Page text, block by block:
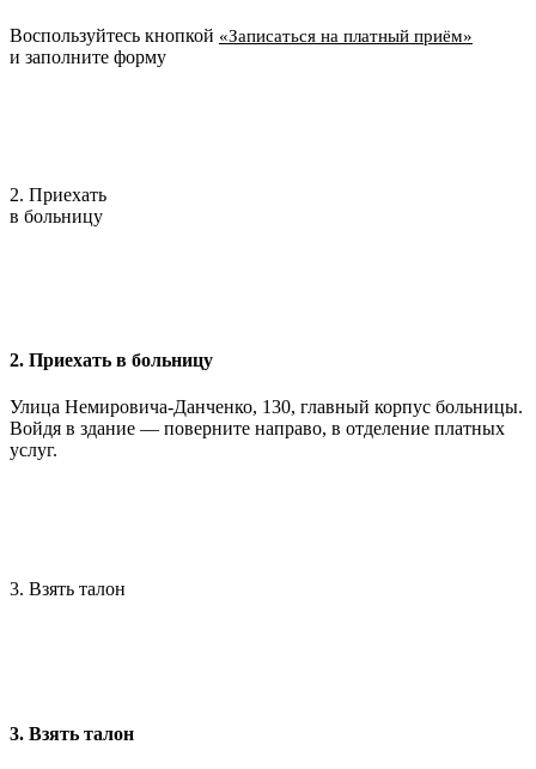
Воспользуйтесь кнопкой «Записаться на платный приём»
и заполните форму
2. Приехать
в больницу
2. Приехать в больницу
Улица Немировича-Данченко, 130, главный корпус больницы.
Войдя в здание — поверните направо, в отделение платных
услуг.
3. Взять талон
3. Взять талон